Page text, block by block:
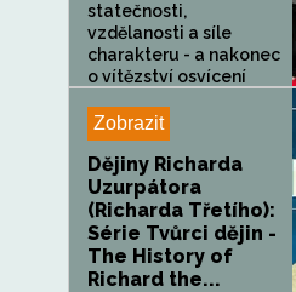
statečnosti,
vzdělanosti a síle
charakteru - a nakonec
o vítězství osvícení
Zobrazit
Dějiny Richarda
Uzurpátora
(Richarda Třetího):
Série Tvůrci dějin -
The History of
Richard the...